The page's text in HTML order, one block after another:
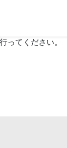
ってください。